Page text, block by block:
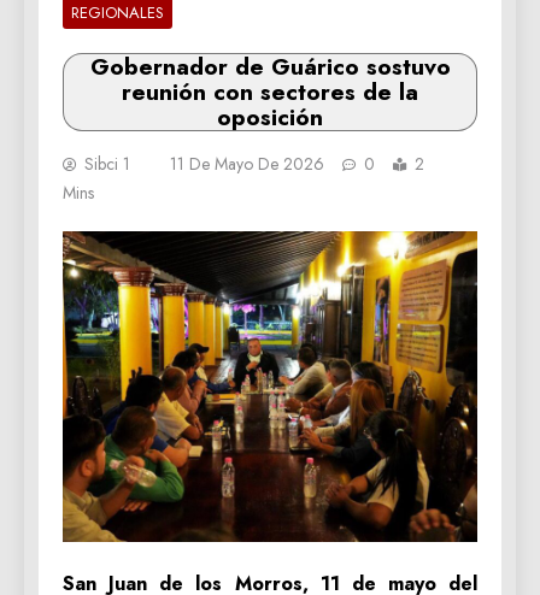
REGIONALES
Gobernador de Guárico sostuvo
reunión con sectores de la
oposición
Sibci 1 11 De Mayo De 2026 0
2
Mins
San Juan de los Morros, 11 de mayo del